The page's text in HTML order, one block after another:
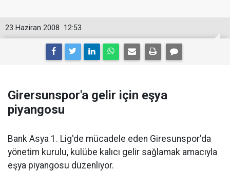
12:53
23 Haziran 2008
Girersunspor'a gelir için eşya
piyangosu
Bank Asya 1. Lig'de mücadele eden Giresunspor'da
yönetim kurulu, kulübe kalıcı gelir sağlamak amacıyla
eşya piyangosu düzenliyor.